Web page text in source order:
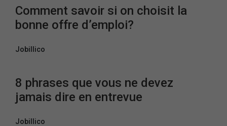
Comment savoir si on choisit la
bonne offre d’emploi?
Jobillico
8 phrases que vous ne devez
jamais dire en entrevue
Jobillico